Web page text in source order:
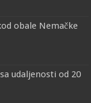
obale Nemačke
udaljenosti od 20